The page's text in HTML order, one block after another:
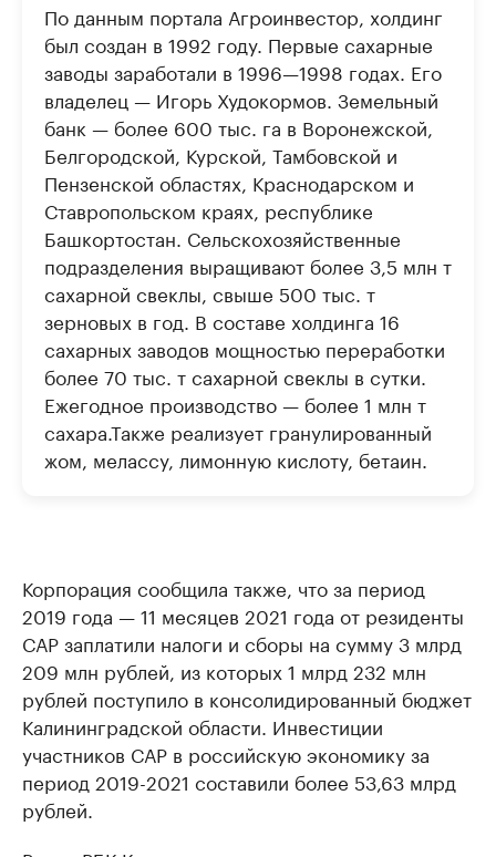
По данным портала Агроинвестор, холдинг
был создан в 1992 году. Первые сахарные
заводы заработали в 1996—1998 годах. Его
владелец — Игорь Худокормов. Земельный
банк — более 600 тыс. га в Воронежской,
Белгородской, Курской, Тамбовской и
Пензенской областях, Краснодарском и
Ставропольском краях, республике
Башкортостан. Сельскохозяйственные
подразделения выращивают более 3,5 млн т
сахарной свеклы, свыше 500 тыс. т
зерновых в год. В составе холдинга 16
сахарных заводов мощностью переработки
более 70 тыс. т сахарной свеклы в сутки.
Ежегодное производство — более 1 млн т
сахара.Также реализует гранулированный
жом, мелассу, лимонную кислоту, бетаин.
Корпорация сообщила также, что за период
2019 года — 11 месяцев 2021 года от резиденты
САР заплатили налоги и сборы на сумму 3 млрд
209 млн рублей, из которых 1 млрд 232 млн
рублей поступило в консолидированный бюджет
Калининградской области. Инвестиции
участников САР в российскую экономику за
период 2019-2021 составили более 53,63 млрд
рублей.